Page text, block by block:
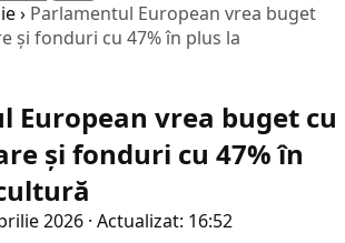
› Parlamentul European vrea buget
și fonduri cu 47% în plus la
European vrea buget cu
și fonduri cu 47% în
2026 · Actualizat: 16:52